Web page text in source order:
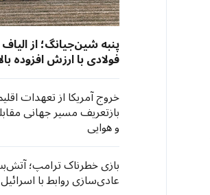
پنبه شین‌جیانگ؛ از
فولادی با ارزش افزوده
خروج آمریکا از تعهدات
بازتعریف مسیر جهانی
و هوایی
بازی خطرناک ترامپ؛
عادی‌سازی روابط با اسرائیل